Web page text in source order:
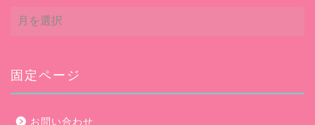
ア
ー
ブ
固定ページ
お問い合わせ